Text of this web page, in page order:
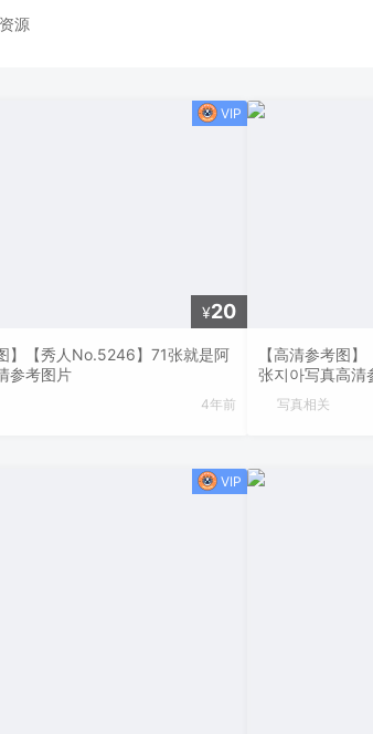
源
¥20
】【秀人No.5246】71张就是阿
参考图片
4年前
【高清参考图
张지아写真高清
写真相关